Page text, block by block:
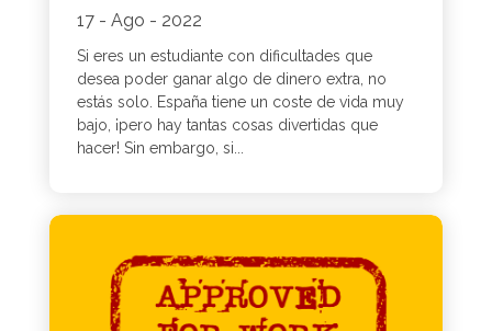
17 - Ago - 2022
Si eres un estudiante con dificultades que
desea poder ganar algo de dinero extra, no
estás solo. España tiene un coste de vida muy
bajo, ¡pero hay tantas cosas divertidas que
hacer! Sin embargo, si...